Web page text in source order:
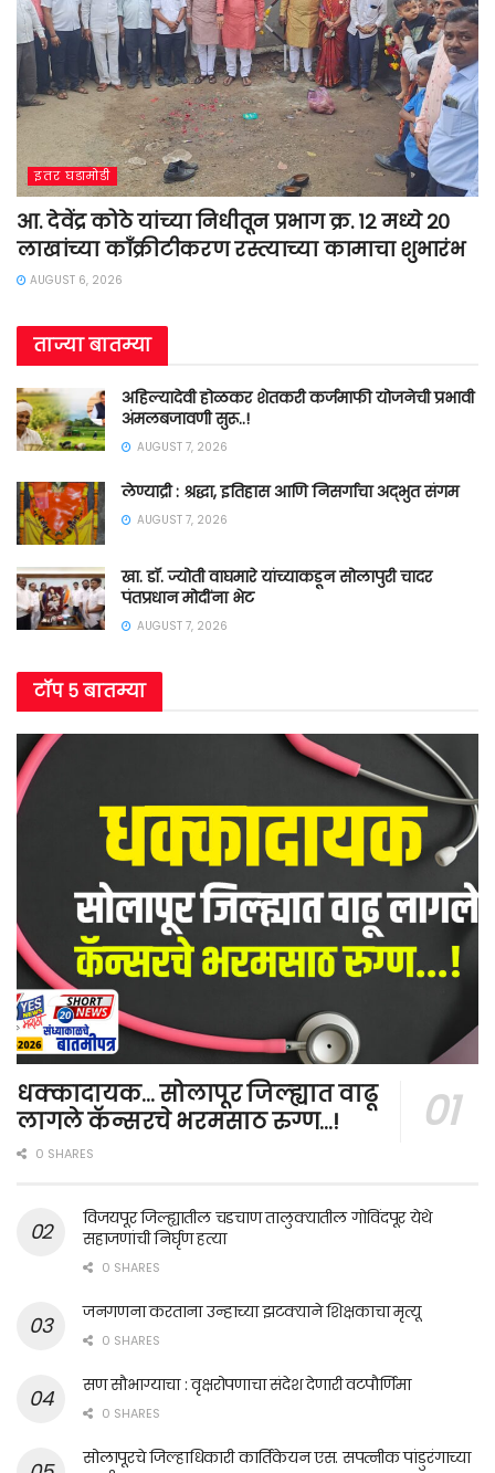
इतर घडामोडी
आ. देवेंद्र कोठे यांच्या निधीतून प्रभाग क्र. १२ मध्ये २०
लाखांच्या काँक्रीटीकरण रस्त्याच्या कामाचा शुभारंभ
AUGUST 6, 2026
ताज्या बातम्या
अहिल्यादेवी होळकर शेतकरी कर्जमाफी योजनेची प्रभावी
अंमलबजावणी सुरू..!
AUGUST 7, 2026
लेण्याद्री : श्रद्धा, इतिहास आणि निसर्गाचा अद्भुत संगम
AUGUST 7, 2026
खा. डॉ. ज्योती वाघमारे यांच्याकडून सोलापुरी चादर
पंतप्रधान मोदींना भेट
AUGUST 7, 2026
टॉप ५ बातम्या
धक्कादायक… सोलापूर जिल्ह्यात वाढू
लागले कॅन्सरचे भरमसाठ रुग्ण…!
0 SHARES
विजयपूर जिल्ह्यातील चडचाण तालुक्यातील गोविंदपूर येथे
सहाजणांची निर्घृण हत्या
0 SHARES
जनगणना करताना उन्हाच्या झटक्याने शिक्षकाचा मृत्यू
0 SHARES
सण सौभाग्याचा : वृक्षरोपणाचा संदेश देणारी वटपौर्णिमा
0 SHARES
सोलापूरचे जिल्हाधिकारी कार्तिकेयन एस. सपत्नीक पांडुरंगाच्या